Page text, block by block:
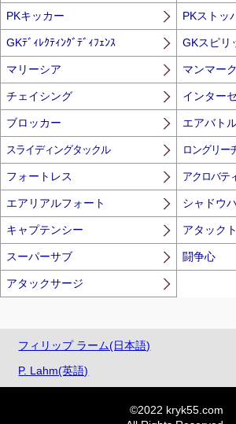
PKキッカー PKストッ
GKﾃﾞｨﾚｸﾃｨﾝｸﾞﾃﾞｨﾌｪﾝｽ GKスピリ
マリーシア マンマーク
チェイシング インター
ブロッカー エアバト
スライディングタックル ロングリー
フォートレス アクロバテ
エアリアルフォート シャドウ
キャプテンシー アタック
スーパーサブ 闘争心
アタックサージ
フィリップ ラーム(日本語)
P. Lahm(英語)
©2022 kryk55.com